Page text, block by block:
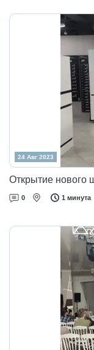
24 Авг 2023
Открытие нового
0 1 минута